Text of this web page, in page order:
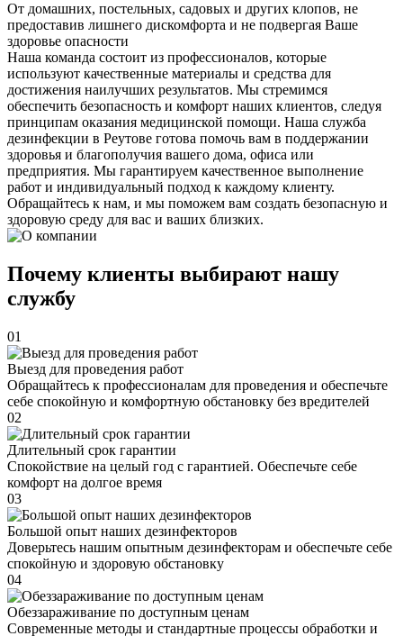
От домашних, постельных, садовых и других клопов, не
предоставив лишнего дискомфорта и не подвергая Ваше
здоровье опасности
Наша команда состоит из профессионалов, которые
используют качественные материалы и средства для
достижения наилучших результатов. Мы стремимся
обеспечить безопасность и комфорт наших клиентов, следуя
принципам оказания медицинской помощи. Наша служба
дезинфекции в Реутове готова помочь вам в поддержании
здоровья и благополучия вашего дома, офиса или
предприятия. Мы гарантируем качественное выполнение
работ и индивидуальный подход к каждому клиенту.
Обращайтесь к нам, и мы поможем вам создать безопасную и
здоровую среду для вас и ваших близких.
Почему клиенты выбирают нашу
службу
01
Выезд для проведения работ
Обращайтесь к профессионалам для проведения и обеспечьте
себе спокойную и комфортную обстановку без вредителей
02
Длительный срок гарантии
Спокойствие на целый год с гарантией. Обеспечьте себе
комфорт на долгое время
03
Большой опыт наших дезинфекторов
Доверьтесь нашим опытным дезинфекторам и обеспечьте себе
спокойную и здоровую обстановку
04
Обеззараживание по доступным ценам
Современные методы и стандартные процессы обработки и